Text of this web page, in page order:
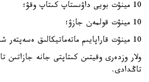
10 مينۋت بويى داۋىستاپ كىتاپ وقۋ؛
10 مينۋت قولمەن جازۋ؛
10 مينۋت قاراپايىم ماتەماتيكالىق ەسەپتەر شىعارۋ.
ولار وزدەرى وقيتىن كىتاپتى جانە جازاتىن
تاڭدادى.